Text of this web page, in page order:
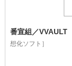
番宣組／VVAULT
想化ソフト］